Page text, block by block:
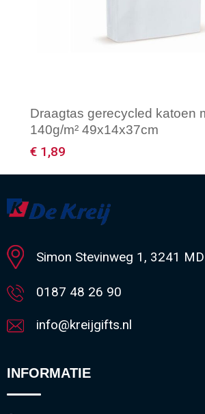
Draagtas gerecycled katoen
140g/m² 49x14x37cm
€ 1,89
Minimale afname: 1
Simon Stevinweg 1, 3241
0187 48 26 90
info@kreijgifts.nl
INFORMATIE